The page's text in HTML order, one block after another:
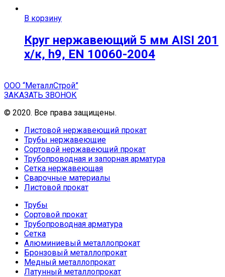
В корзину
Круг нержавеющий 5 мм AISI 201
х/к, h9, EN 10060-2004
ООО “МеталлСтрой”
ЗАКАЗАТЬ ЗВОНОК
© 2020. Все права защищены.
Листовой нержавеющий прокат
Трубы нержавеющие
Сортовой нержавеющий прокат
Трубопроводная и запорная арматура
Сетка нержавеющая
Сварочные материалы
Листовой прокат
Трубы
Сортовой прокат
Трубопроводная арматура
Сетка
Алюминиевый металлопрокат
Бронзовый металлопрокат
Медный металлопрокат
Латунный металлопрокат